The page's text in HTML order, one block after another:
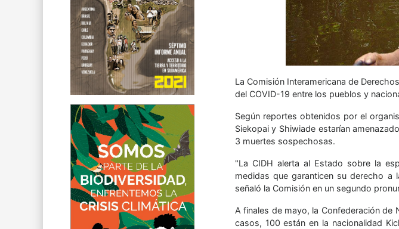
La Comisión Interamericana de
del COVID-19 entre los pueblos y
Según reportes obtenidos por el
Siekopai y Shiwiade estarían
3 muertes sospechosas.
"La CIDH alerta al Estado sobre la
medidas que garanticen su derecho a
señaló la Comisión en un segundo
A finales de mayo, la Confederación de
casos, 100 están en la nacionalidad